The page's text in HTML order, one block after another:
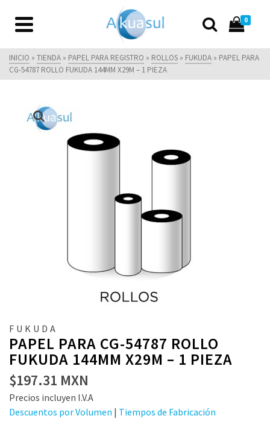
0
INICIO » TIENDA » PAPEL PARA REGISTRO » ROLLOS » FUKUDA » PAPEL PARA
CG-54787 ROLLO FUKUDA 144MM X29M – 1 PIEZA
FUKUDA
PAPEL PARA CG-54787 ROLLO
FUKUDA 144MM X29M – 1 PIEZA
$197.31 MXN
Precios incluyen I.V.A
Descuentos por Volumen | Tiempos de Fabricación